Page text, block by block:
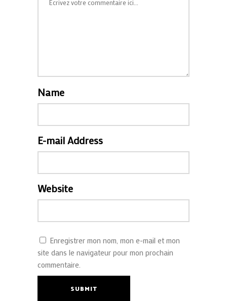
Name
E-mail Address
Website
Enregistrer mon nom, mon e-mail et mon
site dans le navigateur pour mon prochain
commentaire.
SUBMIT